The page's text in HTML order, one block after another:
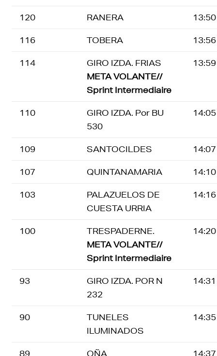
120 RANERA 13:50
116 TOBERA 13:56
114
GIRO IZDA. FRIAS
META VOLANTE//
Sprint Intermediaire
13:59
110
GIRO IZDA. Por BU
530
14:05
109 SANTOCILDES 14:07
107 QUINTANAMARIA 14:10
103
PALAZUELOS DE
CUESTA URRIA
14:16
100
TRESPADERNE.
META VOLANTE//
Sprint Intermediaire
14:20
93
GIRO IZDA. POR N
232
14:31
90
TUNELES
ILUMINADOS
14:35
89 OÑA 14:37